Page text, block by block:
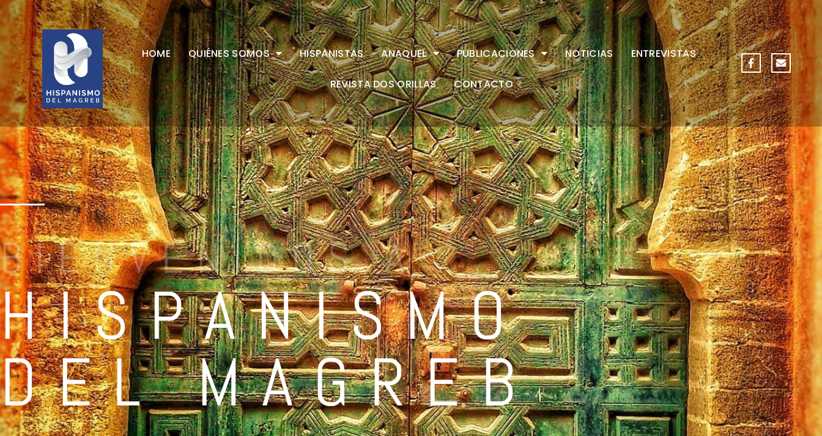
HOME QUIÉNES SOMOS HISPANISTAS ANAQUEL PUBLICACIONES NOTICIAS ENTREVISTAS
REVISTA DOS ORILLAS CONTACTO
BIENVENIDOS A
HISPANISMO
DEL MAGREB